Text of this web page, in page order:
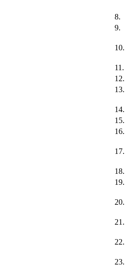
8.
9.
10.
11.
12.
13.
14.
15.
16.
17.
18.
19.
20.
21.
22.
23.